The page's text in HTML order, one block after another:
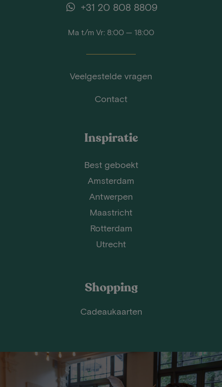
+31 20 808 8809
Ma t/m Vr: 8:00 — 18:00
Veelgestelde vragen
Contact
Inspiratie
Best geboekt
Amsterdam
Antwerpen
Maastricht
Rotterdam
Utrecht
Shopping
Cadeaukaarten